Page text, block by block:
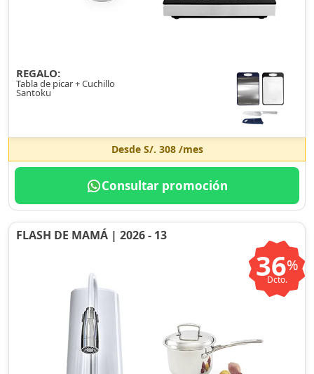
REGALO:
Tabla de picar + Cuchillo
Santoku
Desde S/. 308/mes
Consultar promoción
FLASH DE MAMÁ | 2026 - 13
36%
Dcto.